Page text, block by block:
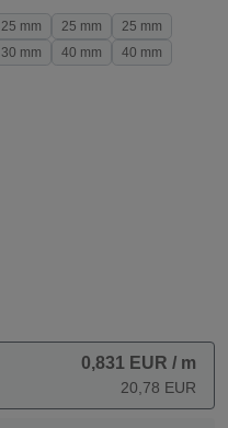
25 mm 25 mm
25 mm
30 mm 40 mm
40 mm
0,831 EUR / m
20,78 EUR